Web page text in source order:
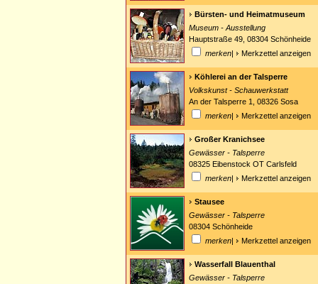
Bürsten- und Heimatmuseum
Museum - Ausstellung
Hauptstraße 49, 08304 Schönheide
merken| Merkzettel anzeigen
Köhlerei an der Talsperre
Volkskunst - Schauwerkstatt
An der Talsperre 1, 08326 Sosa
merken| Merkzettel anzeigen
Großer Kranichsee
Gewässer - Talsperre
08325 Eibenstock OT Carlsfeld
merken| Merkzettel anzeigen
Stausee
Gewässer - Talsperre
08304 Schönheide
merken| Merkzettel anzeigen
Wasserfall Blauenthal
Gewässer - Talsperre